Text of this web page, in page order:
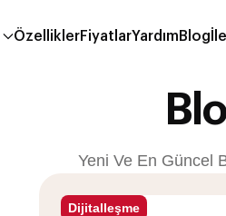
ÖzelliklerFiyatlarYardım Blog
Yeni Ve En Güncel
Dijitalleşme